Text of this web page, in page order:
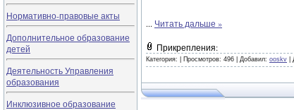
Нормативно-правовые акты
Дополнительное образование
детей
Деятельность Управления
образования
Инклюзивное образование
... Читать дальше »
Прикрепления:
Категория: Просмотров: 496 | Добавил: ooskv